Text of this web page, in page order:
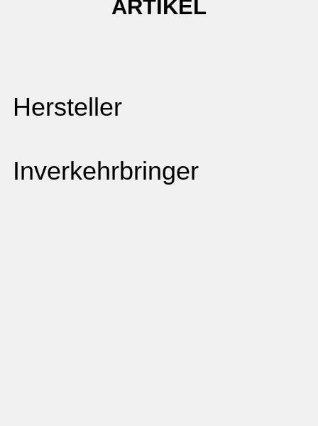
ARTIKEL
Hersteller
Inverkehrbringer